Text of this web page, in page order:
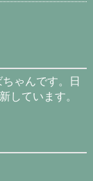
ゃんです。日
しています。